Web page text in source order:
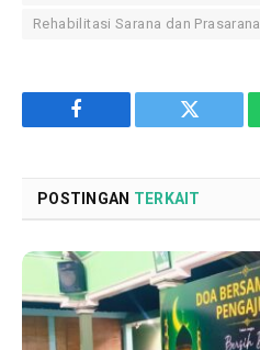
Rehabilitasi Sarana dan Prasarana
Facebook Twitter
POSTINGAN TERKAIT